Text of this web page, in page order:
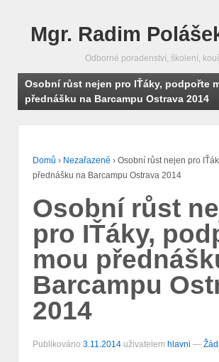
Mgr. Radim
Odborné poradenství, školení,
Osobní růst nejen pro IŤáky, podpořte
přednášku na Barcampu Ostrava 2014
Domů › Nezařazené › Osobní růst nejen pro
přednášku na Barcampu Ostrava 2014
Osobní růst
pro IŤáky,
mou
Barcampu
2014
Publikováno 3.11.2014 uživatelem hlavni —